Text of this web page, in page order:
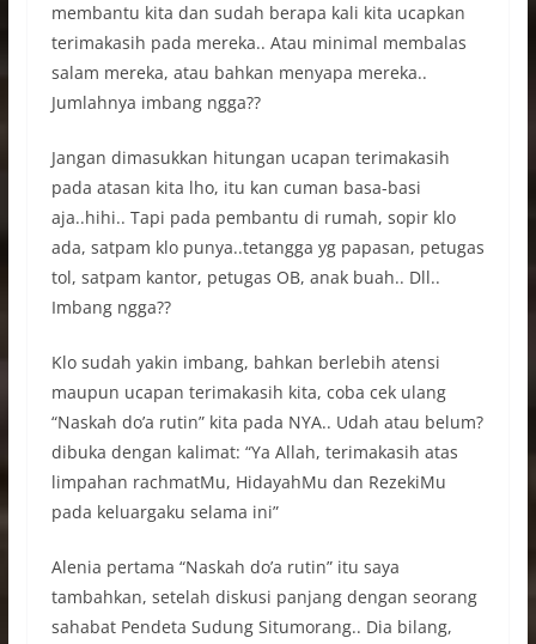
membantu kita dan sudah berapa kali kita ucapkan
terimakasih pada mereka.. Atau minimal membalas
salam mereka, atau bahkan menyapa mereka..
Jumlahnya imbang ngga??
Jangan dimasukkan hitungan ucapan terimakasih
pada atasan kita lho, itu kan cuman basa-basi
aja..hihi.. Tapi pada pembantu di rumah, sopir klo
ada, satpam klo punya..tetangga yg papasan, petugas
tol, satpam kantor, petugas OB, anak buah.. Dll..
Imbang ngga??
Klo sudah yakin imbang, bahkan berlebih atensi
maupun ucapan terimakasih kita, coba cek ulang
“Naskah do’a rutin” kita pada NYA.. Udah atau belum?
dibuka dengan kalimat: “Ya Allah, terimakasih atas
limpahan rachmatMu, HidayahMu dan RezekiMu
pada keluargaku selama ini”
Alenia pertama “Naskah do’a rutin” itu saya
tambahkan, setelah diskusi panjang dengan seorang
sahabat Pendeta Sudung Situmorang.. Dia bilang,